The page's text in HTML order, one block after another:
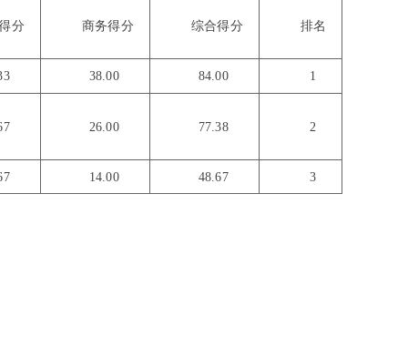
分 商务得分 综合得分 排名
38.00 84.00 1
26.00 77.38 2
14.00 48.67 3